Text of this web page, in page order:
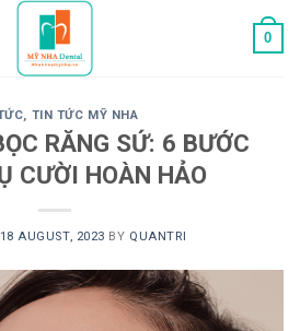
0
, TIN TỨC MỸ NHA
RĂNG SỨ: 6 BƯỚC
CƯỜI HOÀN HẢO
18 AUGUST, 2023 BY QUANTRI